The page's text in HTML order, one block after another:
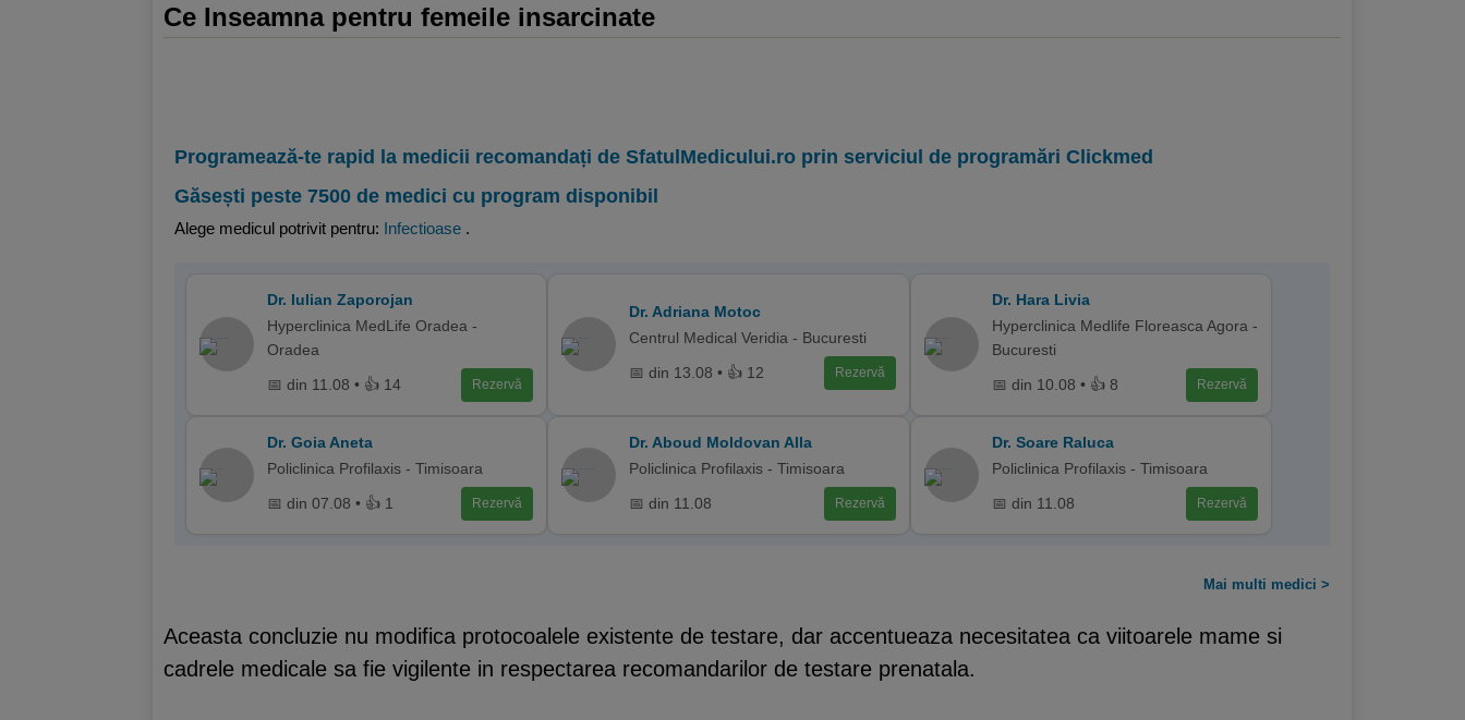
Ce Inseamna pentru femeile insarcinate
Programează-te rapid la medicii recomandați de SfatulMedicului.ro prin serviciul de programări Clickmed
Găsești peste 7500 de medici cu program disponibil
Alege medicul potrivit pentru: Infectioase .
Dr. Iulian Zaporojan
Hyperclinica MedLife Oradea -
Oradea
📅 din 11.08 • 👍 14 Rezervă
Dr. Adriana Motoc
Centrul Medical Veridia - Bucuresti
📅 din 13.08 • 👍 12 Rezervă
Dr. Hara Livia
Hyperclinica Medlife Floreasca Agora -
Bucuresti
📅 din 10.08 • 👍 8 Rezervă
Dr. Goia Aneta
Policlinica Profilaxis - Timisoara
📅 din 07.08 • 👍 1 Rezervă
Dr. Aboud Moldovan Alla
Policlinica Profilaxis - Timisoara
📅 din 11.08 Rezervă
Dr. Soare Raluca
Policlinica Profilaxis - Timisoara
📅 din 11.08 Rezervă
Mai multi medici >
Aceasta concluzie nu modifica protocoalele existente de testare, dar accentueaza necesitatea ca viitoarele mame si
cadrele medicale sa fie vigilente in respectarea recomandarilor de testare prenatala.